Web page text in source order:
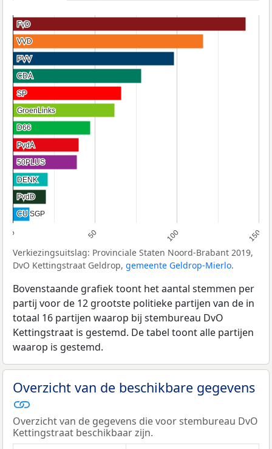
0 50 100 150
FvD
FvD
VVD
VVD
PVV
PVV
CDA
CDA
SP
SP
GroenLinks
GroenLinks
D66
D66
PvdA
PvdA
50PLUS
50PLUS
DENK
DENK
PvdD
PvdD
CU SGP
CU SGP
Verkiezingsuitslag: Provinciale Staten Noord-Brabant 2019,
DvO Kettingstraat Geldrop, gemeente Geldrop-Mierlo.
Bovenstaande grafiek toont het aantal stemmen per
partij voor de 12 grootste politieke partijen van de in
totaal 16 partijen waarop bij stembureau DvO
Kettingstraat is gestemd. De tabel toont alle partijen
waarop is gestemd.
Overzicht van de beschikbare gegevens
Overzicht van de gegevens die voor stembureau DvO
Kettingstraat beschikbaar zijn.